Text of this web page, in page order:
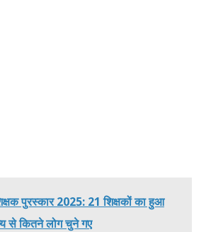
पुरस्कार 2025: 21 शिक्षकों का हुआ
से कितने लोग चुने गए